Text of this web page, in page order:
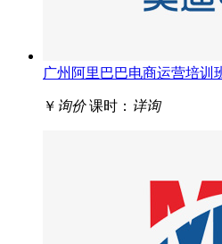
广州阿里巴巴电商运营培训
￥ 询价 课时： 详询